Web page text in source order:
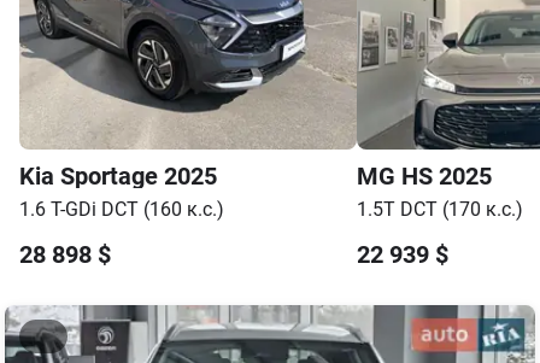
Kia Sportage 2025
1.6 T-GDi DCT (160 к.с.)
28 898 $
MG HS 2025
1.5T DCT (170 к.с.)
22 939 $